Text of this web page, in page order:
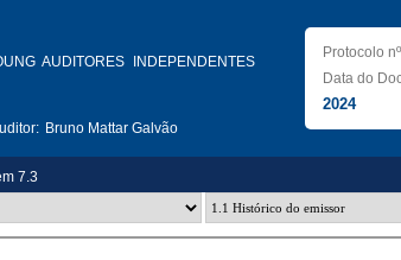
AUDITORES INDEPENDENTES
Bruno Mattar Galvão
Protocolo nº
Data do
2024
7.3